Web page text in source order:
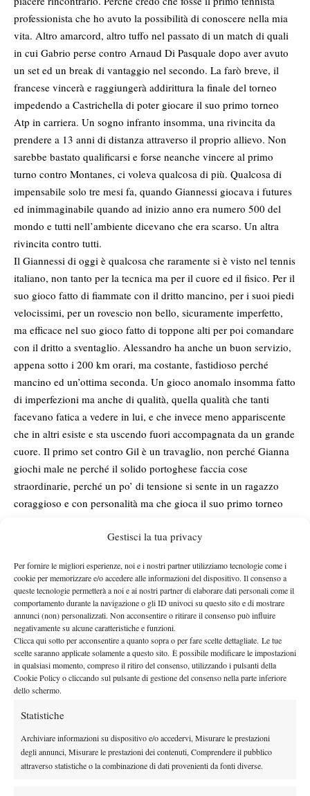
Gestisci la tua privacy
Per fornire le migliori esperienze, noi e i nostri partner utilizziamo tecnologie come i
cookie per memorizzare e/o accedere alle informazioni del dispositivo. Il consenso a
queste tecnologie permetterà a noi e ai nostri partner di elaborare dati personali come il
comportamento durante la navigazione o gli ID univoci su questo sito e di mostrare
annunci (non) personalizzati. Non acconsentire o ritirare il consenso può influire
negativamente su alcune caratteristiche e funzioni.
Clicca qui sotto per acconsentire a quanto sopra o per fare scelte dettagliate. Le tue
scelte saranno applicate solamente a questo sito. È possibile modificare le impostazioni
in qualsiasi momento, compreso il ritiro del consenso, utilizzando i pulsanti della
Cookie Policy o cliccando sul pulsante di gestione del consenso nella parte inferiore
dello schermo.
Statistiche
Archiviare informazioni su dispositivo e/o accedervi, Misurare le prestazioni
degli annunci, Misurare le prestazioni dei contenuti, Comprendere il pubblico
attraverso statistiche o la combinazione di dati provenienti da fonti diverse.
professionista che ho avuto la possibilità di conoscere nella mia
vita. Altro amarcord, altro tuffo nel passato di un match di quali
in cui Gabrio perse contro Arnaud Di Pasquale dopo aver avuto
un set ed un break di vantaggio nel secondo. La farò breve, il
francese vincerà e raggiungerà addirittura la finale del torneo
impedendo a Castrichella di poter giocare il suo primo torneo
Atp in carriera. Un sogno infranto insomma, una rivincita da
prendere a 13 anni di distanza attraverso il proprio allievo. Non
sarebbe bastato qualificarsi e forse neanche vincere al primo
turno contro Montanes, ci voleva qualcosa di più. Qualcosa di
impensabile solo tre mesi fa, quando Giannessi giocava i futures
ed inimmaginabile quando ad inizio anno era numero 500 del
mondo e tutti nell’ambiente dicevano che era scarso. Un altra
rivincita contro tutti.
Il Giannessi di oggi è qualcosa che raramente si è visto nel tennis
italiano, non tanto per la tecnica ma per il cuore ed il fisico. Per il
suo gioco fatto di fiammate con il dritto mancino, per i suoi piedi
velocissimi, per un rovescio non bello, sicuramente imperfetto,
ma efficace nel suo gioco fatto di toppone alti per poi comandare
con il dritto a sventaglio. Alessandro ha anche un buon servizio,
appena sotto i 200 km orari, ma costante, fastidioso perché
mancino ed un’ottima seconda. Un gioco anomalo insomma fatto
di imperfezioni ma anche di qualità, quella qualità che tanti
facevano fatica a vedere in lui, e che invece meno appariscente
che in altri esiste e sta uscendo fuori accompagnata da un grande
cuore. Il primo set contro Gil è un travaglio, non perché Gianna
giochi male ne perché il solido portoghese faccia cose
straordinarie, perché un po’ di tensione si sente in un ragazzo
coraggioso e con personalità ma che gioca il suo primo torneo
“Non mi piace come sta girando questo match,
le gambe. Forse ha bisogno di qualche punto lottato per
sciogliersi, fa cose buone ma un po’ a strappi non è ancora
completamente lui.”Il tiebreak contraddirà la sua prima
affermazione ma confermerà la seconda. Nella lotta Alessandro si
esalta, si carica, sfiamma con il dritto mancino in lungo linea che
prende il portoghese sempre in difficoltà sul dritto e chiude con il
servizio abbastanza agevolmente.
Nel secondo set Gil mette in campo il suo miglior tennis, un
tennis fatto di anticipo e di palle piatte, non tira forte ma è
fase di spinta. In questa fase non sbaglia più niente e sembra
scoppiare un dramma, Alessandro è in preda ai crampi per